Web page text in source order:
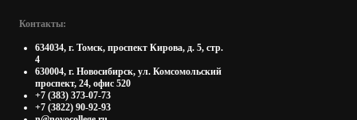
Контакты:
634034, г. Томск, проспект Кирова, д. 5, стр.
4
630004, г. Новосибирск, ул. Комсомольский
проспект, 24, офис 520
+7 (383) 373-07-73
+7 (3822) 90-92-93